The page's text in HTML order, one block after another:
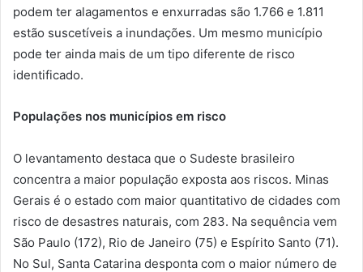
podem ter alagamentos e enxurradas são 1.766 e 1.811
estão suscetíveis a inundações. Um mesmo município
pode ter ainda mais de um tipo diferente de risco
identificado.
Populações nos municípios em risco
O levantamento destaca que o Sudeste brasileiro
concentra a maior população exposta aos riscos. Minas
Gerais é o estado com maior quantitativo de cidades com
risco de desastres naturais, com 283. Na sequência vem
São Paulo (172), Rio de Janeiro (75) e Espírito Santo (71).
No Sul, Santa Catarina desponta com o maior número de